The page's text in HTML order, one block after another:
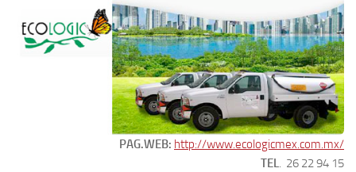
PAG.WEB: http://www.ecologicmex.com.mx/
TEL. 26 22 94 15